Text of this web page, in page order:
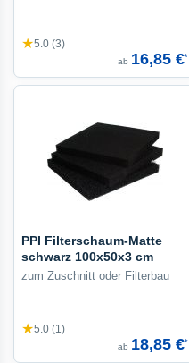
★5.0 (3)
ab 16,85 €*
PPI Filterschaum-Matte
schwarz 100x50x3 cm
zum Zuschnitt oder Filterbau
★5.0 (1)
ab 18,85 €*